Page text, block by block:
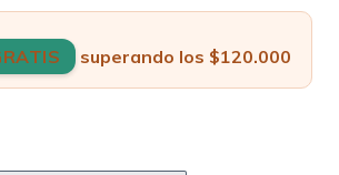
superando los $120.000